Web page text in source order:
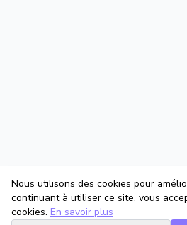
Nous utilisons des cookies pour
continuant à utiliser ce site, vous
cookies. En savoir plus